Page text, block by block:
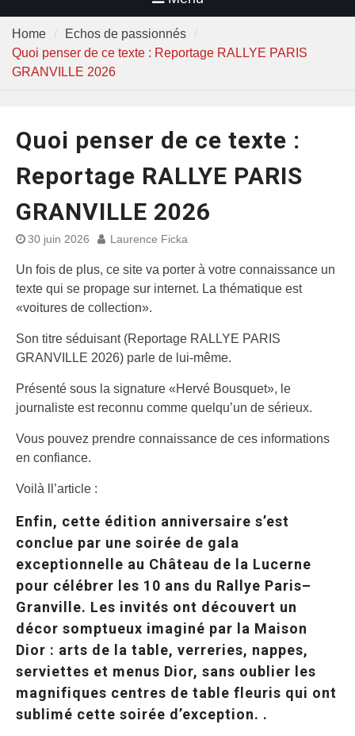
Home
Echos de passionnés
Quoi penser de ce texte : Reportage RALLYE PARIS
GRANVILLE 2026
Quoi penser de ce texte :
Reportage RALLYE PARIS
GRANVILLE 2026
30 juin 2026 Laurence Ficka
Un fois de plus, ce site va porter à votre connaissance un
texte qui se propage sur internet. La thématique est
«voitures de collection».
Son titre séduisant (Reportage RALLYE PARIS
GRANVILLE 2026) parle de lui-même.
Présenté sous la signature «Hervé Bousquet», le
journaliste est reconnu comme quelqu’un de sérieux.
Vous pouvez prendre connaissance de ces informations
en confiance.
Voilà ll’article :
Enfin, cette édition anniversaire s’est
conclue par une soirée de gala
exceptionnelle au Château de la Lucerne
pour célébrer les 10 ans du Rallye Paris–
Granville. Les invités ont découvert un
décor somptueux imaginé par la Maison
Dior : arts de la table, verreries, nappes,
serviettes et menus Dior, sans oublier les
magnifiques centres de table fleuris qui ont
sublimé cette soirée d’exception. .